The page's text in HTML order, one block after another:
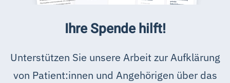
Ihre Spende hilft!
Unterstützen Sie unsere Arbeit zur Aufklärung
von Patient:innen und Angehörigen über das